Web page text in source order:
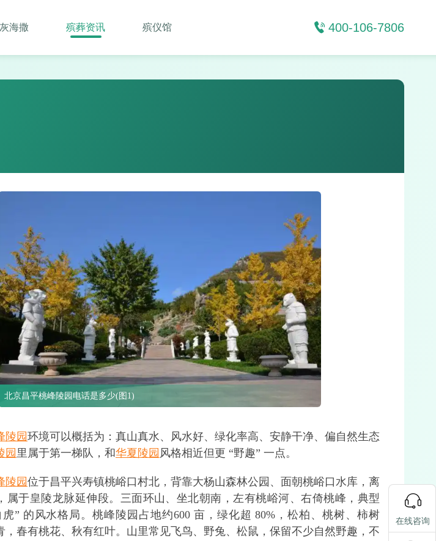
海撒 殡葬资讯 殡仪馆 400-106-7806
北京昌平桃峰陵园电话是多少(图1)
陵园 环境可以概括为：真山真水、风水好、绿化率高、安静干净、偏自然生态
园 里属于第一梯队，和华夏陵园 风格相近但更 “野趣” 一点。
陵园位于昌平兴寿镇桃峪口村北，背靠大杨山森林公园、面朝桃峪口水库，离
属于皇陵龙脉延伸段。三面环山、坐北朝南，左有桃峪河、右倚桃峰，典型
” 的风水格局。桃峰陵园占地约600 亩，绿化超 80%，松柏、桃树、柿树
，春有桃花、秋有红叶。山里常见飞鸟、野兔、松鼠，保留不少自然野趣，不
在线咨询